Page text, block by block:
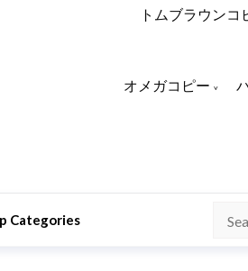
トムブラウンコ
オメガコピー
Categories